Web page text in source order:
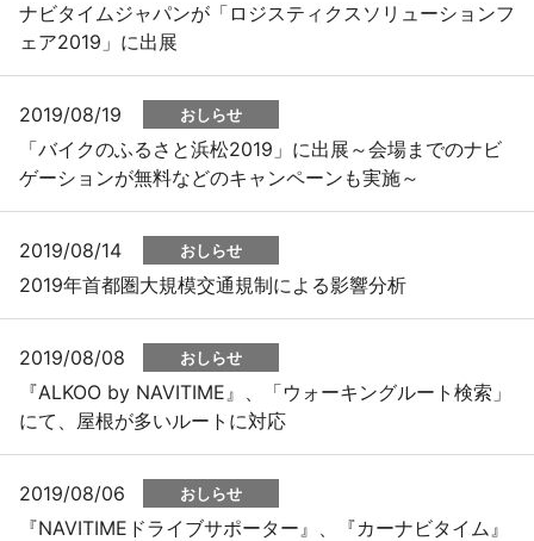
ナビタイムジャパンが「ロジスティクスソリューションフ
ェア2019」に出展
2019/08/19 おしらせ
「バイクのふるさと浜松2019」に出展～会場までのナビ
ゲーションが無料などのキャンペーンも実施～
2019/08/14 おしらせ
2019年首都圏大規模交通規制による影響分析
2019/08/08 おしらせ
『ALKOO by NAVITIME』、「ウォーキングルート検索」
にて、屋根が多いルートに対応
2019/08/06 おしらせ
『NAVITIMEドライブサポーター』、『カーナビタイム』